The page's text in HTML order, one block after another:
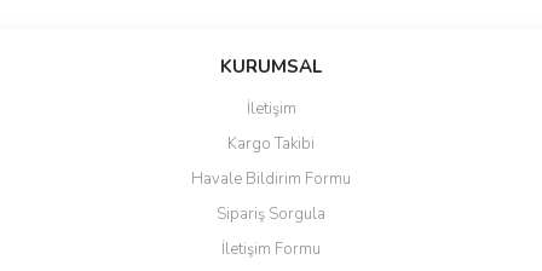
Bu ürüne ilk yorumu siz yapın!
Ürün resmi kalitesiz, bozuk veya görüntülenemiyor.
Ürün açıklamasında eksik bilgiler bulunuyor.
Ürün bilgilerinde hatalar bulunuyor.
Ürün fiyatı diğer sitelerden daha pahalı.
KURUMSAL
İletişim
Kargo Takibi
Havale Bildirim Formu
Sipariş Sorgula
İletişim Formu